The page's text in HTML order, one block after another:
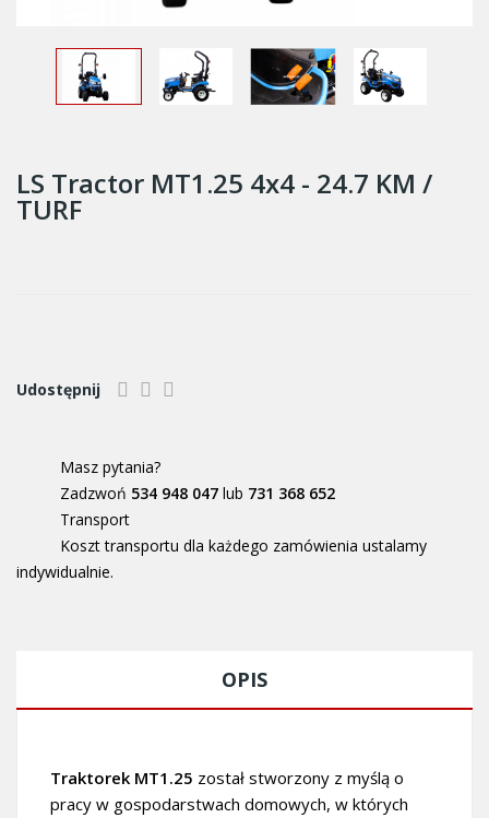
LS Tractor MT1.25 4x4 - 24.7 KM /
TURF
Udostępnij
Masz pytania?
Zadzwoń 534 948 047 lub 731 368 652
Transport
Koszt transportu dla każdego zamówienia ustalamy
indywidualnie.
OPIS
Traktorek MT1.25 został stworzony z myślą o
pracy w gospodarstwach domowych, w których